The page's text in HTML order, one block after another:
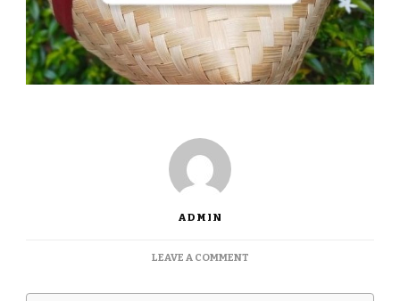
ADMIN
LEAVE A COMMENTON
BESEK